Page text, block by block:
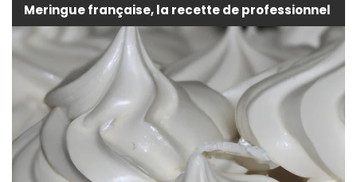
Meringue française, la recette de professionnel